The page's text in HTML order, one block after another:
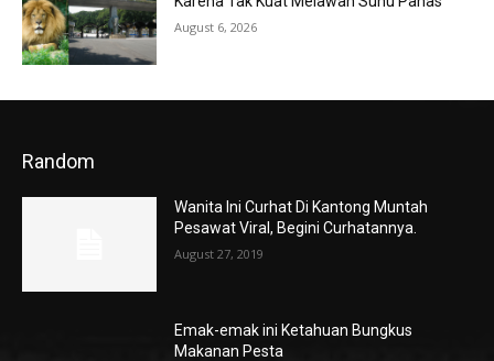
August 6, 2026
Random
Wanita Ini Curhat Di Kantong Muntah
Pesawat Viral, Begini Curhatannya.
August 27, 2019
Emak-emak ini Ketahuan Bungkus
Makanan Pesta